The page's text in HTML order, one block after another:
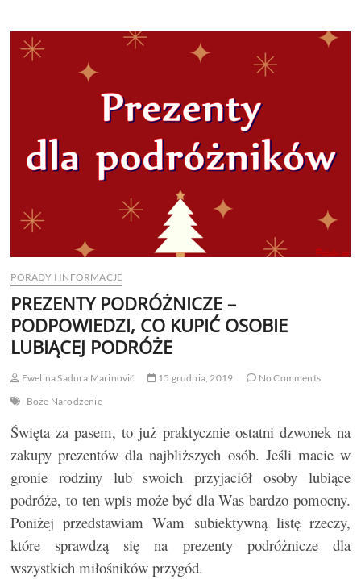
PORADY I INFORMACJE
PREZENTY PODRÓŻNICZE –
PODPOWIEDZI, CO KUPIĆ OSOBIE
LUBIĄCEJ PODRÓŻE
Ewelina Sadura Marinović 15 grudnia, 2019
No Comments
Boże Narodzenie
Święta za pasem, to już praktycznie ostatni dzwonek na
zakupy prezentów dla najbliższych osób. Jeśli macie w
gronie rodziny lub swoich przyjaciół osoby lubiące
podróże, to ten wpis może być dla Was bardzo pomocny.
Poniżej przedstawiam Wam subiektywną listę rzeczy,
które sprawdzą się na prezenty podróżnicze dla
wszystkich miłośników przygód.